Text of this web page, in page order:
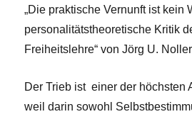
„Die praktische Vernunft ist kein
personalitätstheoretische Kritik
Freiheitslehre“ von Jörg U.
Der Trieb ist einer der höchsten
weil darin sowohl